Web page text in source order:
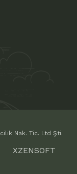
Nak. Tic. Ltd Şti.
XZENSOFT